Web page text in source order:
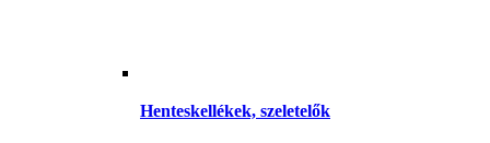
Henteskellékek, szeletelők